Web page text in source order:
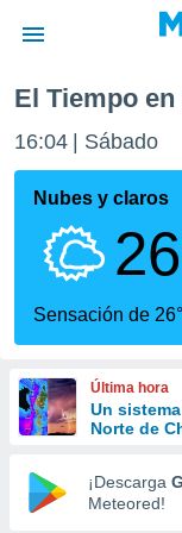
de
por
que se
calidad.
a este
las
y
forma
digital
basada
El Tiempo
16:04 Sábado
Nubes y claros
Sensación de 26°
Última hora
Un
Norte de
¡Descarga
Meteored!